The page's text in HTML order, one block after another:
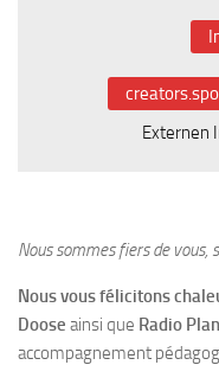
Externen
Nous sommes fiers de vous,
Nous vous félicitons
Doose ainsi que Radio
accompagnement